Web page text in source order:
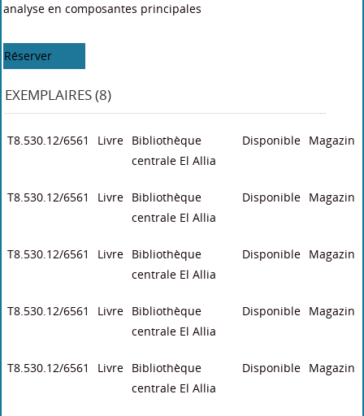
analyse en composantes principales
Réserver
EXEMPLAIRES (8)
T8.530.12/6561 Livre Bibliothèque
centrale El Allia
Disponible Magazin
T8.530.12/6561 Livre Bibliothèque
centrale El Allia
Disponible Magazin
T8.530.12/6561 Livre Bibliothèque
centrale El Allia
Disponible Magazin
T8.530.12/6561 Livre Bibliothèque
centrale El Allia
Disponible Magazin
T8.530.12/6561 Livre Bibliothèque
centrale El Allia
Disponible Magazin